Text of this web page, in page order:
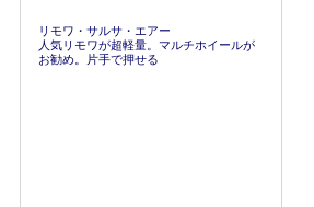
リモワ・サルサ・エアー
人気リモワが超軽量。マルチホイールが
お勧め。片手で押せる